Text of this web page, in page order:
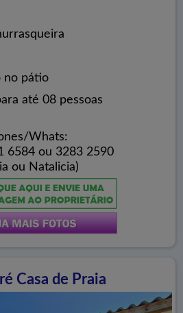
no pátio
até 08 pessoas
Whats:
6584 ou 3283 2590
ou Natalicia)
Casa de Praia